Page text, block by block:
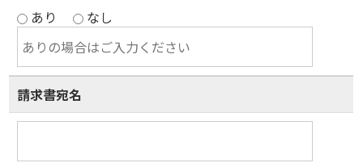
あり
なし
請求書宛名